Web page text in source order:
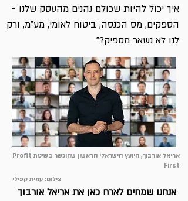
איך יכול להיות שכולם נהנים מהעסק שלנו -
הספקים, מס הכנסה, ביטוח לאומי, מע"מ, ורק
לנו לא נשאר מספיק?"
אנחנו שמחים לארח כאן את אריאל אורבוך
צילום: עמית קפילי
אריאל אורבוך, היועץ הישראלי הראשון שהוכשר בשיטת Profit
First